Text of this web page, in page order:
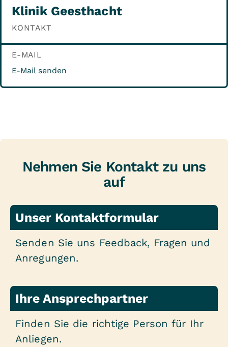
Klinik Geesthacht
KONTAKT
E-MAIL
E-Mail senden
Nehmen Sie Kontakt zu uns
auf
Unser Kontaktformular
Senden Sie uns Feedback, Fragen und
Anregungen.
Ihre Ansprechpartner
Finden Sie die richtige Person für Ihr
Anliegen.